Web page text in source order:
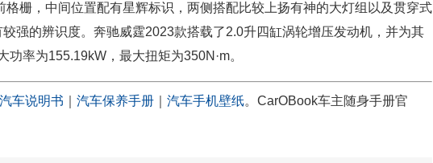
栅，中间位置配有星辉标识，两侧搭配比较上扬有神的大灯组以及贯穿式
强的辨识度。奔驰威霆2023款搭载了2.0升四缸涡轮增压发动机，并为其
率为155.19kW，最大扭矩为350N·m。
汽车说明书 汽车保养手册 汽车手机壁纸。CarOBook车主随身手册官